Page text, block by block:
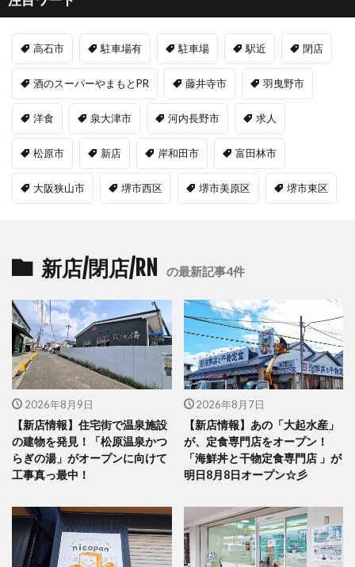
高石市 駐車場有 駐車場 駅近 閉店
酒のスーパーやまもとPR 藤井寺市 羽曳野市
洋食 泉大津市 河内長野市 求人
松原市 新店 岸和田市 富田林市
大阪狭山市 堺市西区 堺市美原区 堺市東区
新店/閉店/RN の最新記事4件
2026年8月9日
【新店情報】住宅街で温泉施設
の建物を発見！「松原温泉かつ
らぎの湯」がオープンに向けて
工事真っ最中！
2026年8月7日
【新店情報】あの「大起水産」
が、定食専門店をオープン！
「海鮮丼と干物定食専門店 」が
明日8月8日オープン☆彡